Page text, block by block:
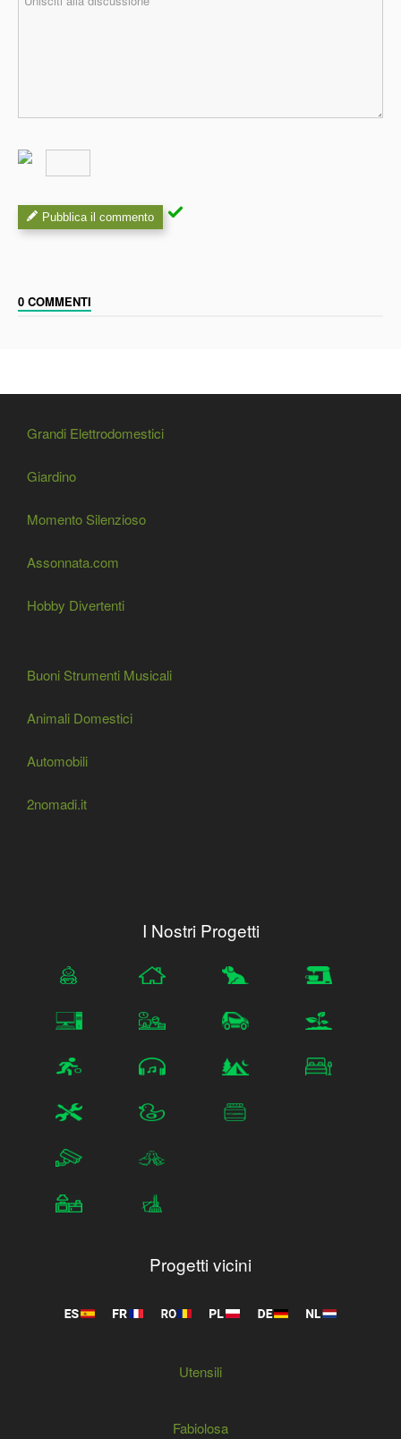
Pubblica il commento
0 COMMENTI
Grandi Elettrodomestici
Giardino
Momento Silenzioso
Assonnata.com
Hobby Divertenti
Buoni Strumenti Musicali
Animali Domestici
Automobili
2nomadi.it
I Nostri Progetti
Progetti vicini
Utensili
Fabiolosa